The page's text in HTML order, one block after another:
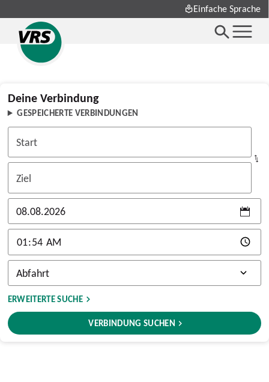
Einfache Sprache
Deine Verbindung
GESPEICHERTE VERBINDUNGEN
ERWEITERTE SUCHE
VERBINDUNG SUCHEN